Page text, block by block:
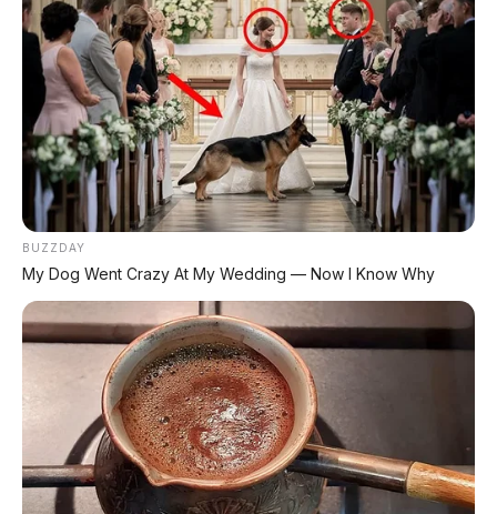
⚡ Daihatsu K-Open Resmi Dipamerkan di
GIIAS 2026: Roadster Mini Penggerak
RWD, Calon Penerus Copen
⚡ Hongqi G919: SUV Mewah Tangguh
EREV 831 HP Siap Menantang G-Class
⚡ Bus Gunung Harta Terbakar di Tol
Nganjuk, 33 Orang Selamat
⚡ Stelato S9 Touring: Station Wagon
Listrik Premium dengan Total Range
1.305 Km
⚡ Leapmotor A05: Hatchback Listrik
Kompak dengan Opsi LiDAR & Range 510
Km
BUZZDAY
My Dog Went Crazy At My Wedding — Now I Know Why